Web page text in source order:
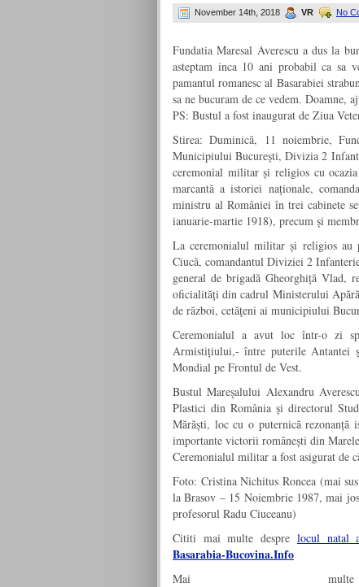
November 14th, 2018 VR No
Fundatia Maresal Averescu a dus la
asteptam inca 10 ani probabil ca sa
pamantul romanesc al Basarabiei
sa ne bucuram de ce vedem. Doamne,
PS: Bustul a fost inaugurat de Ziua
Stirea: Duminică, 11 noiembrie,
Municipiului București, Divizia 2
ceremonial militar și religios cu
marcantă a istoriei naționale,
ministru al României în trei cabinete
ianuarie-martie 1918), precum și
La ceremonialul militar și religios au
Ciucă, comandantul Diviziei 2
general de brigadă Gheorghiță Vlad,
oficialități din cadrul Ministerului
de război, cetăţeni ai municipiului
Ceremonialul a avut loc într-o zi
Armistițiului,- între puterile Antantei
Mondial pe Frontul de Vest.
Bustul Mareșalului Alexandru
Plastici din România și directorul
Mărăști, loc cu o puternică rezonanță
importante victorii românești din
Ceremonialul militar a fost asigurat de
Foto: Cristina Nichitus Roncea (mai
la Brasov – 15 Noiembrie 1987, mai
profesorul Radu Ciuceanu)
Cititi mai multe despre locul natal
Basarabia-Bucovina.Info
Mai